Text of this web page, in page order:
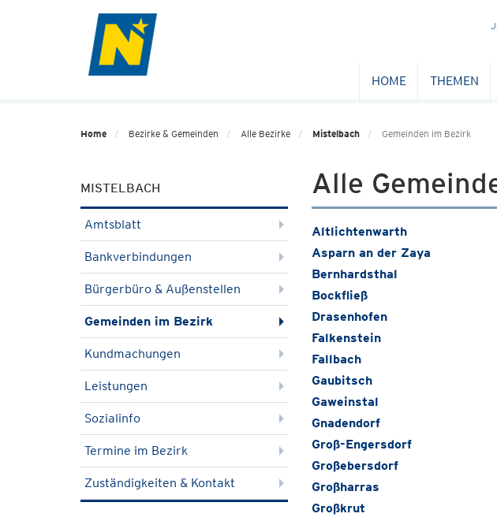
HOME THEMEN
Home Bezirke & Gemeinden Alle Bezirke Mistelbach Gemeinden im Bezirk
MISTELBACH
Amtsblatt
Bankverbindungen
Bürgerbüro & Außenstellen
Gemeinden im Bezirk
Kundmachungen
Leistungen
Sozialinfo
Termine im Bezirk
Zuständigkeiten & Kontakt
Alle
Altlichtenwarth
Asparn an der Zaya
Bernhardsthal
Bockfließ
Drasenhofen
Falkenstein
Fallbach
Gaubitsch
Gaweinstal
Gnadendorf
Groß-Engersdorf
Großebersdorf
Großharras
Großkrut